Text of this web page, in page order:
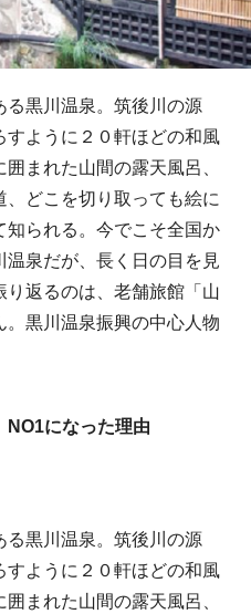
黒川温泉。筑後川の源
ように２０軒ほどの和風
まれた山間の露天風呂、
どこを切り取っても絵に
知られる。今でこそ全国か
温泉だが、長く日の目を見
返るのは、老舗旅館「山
黒川温泉振興の中心人物
NO1になった理由
黒川温泉。筑後川の源
ように２０軒ほどの和風
まれた山間の露天風呂、